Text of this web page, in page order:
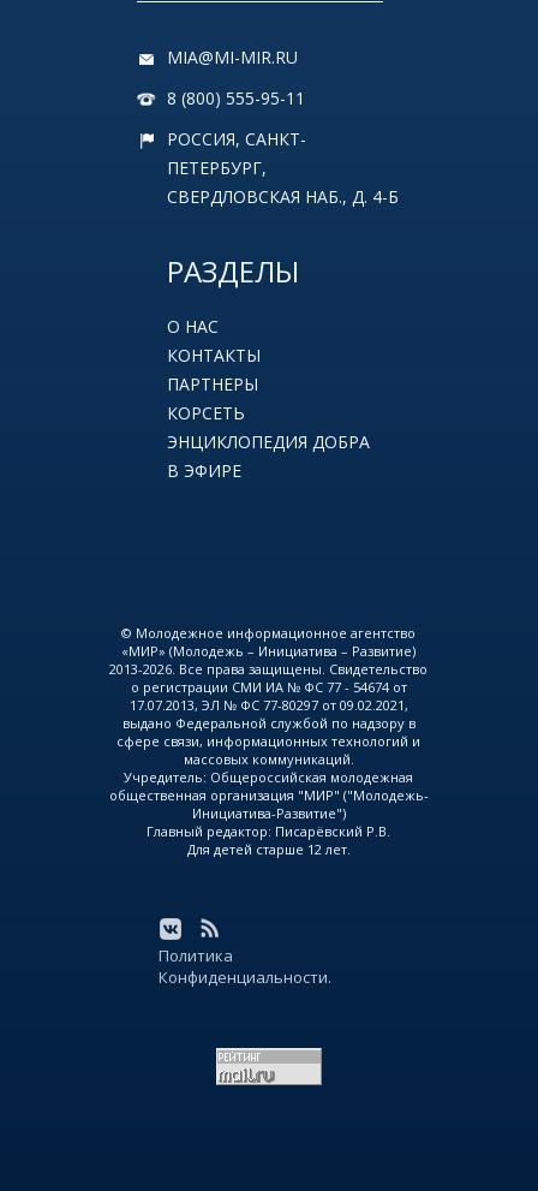
MIA@MI-MIR.RU
8 (800) 555-95-11
РОССИЯ, САНКТ-
ПЕТЕРБУРГ,
СВЕРДЛОВСКАЯ НАБ., Д. 4-Б
РАЗДЕЛЫ
О НАС
КОНТАКТЫ
ПАРТНЕРЫ
КОРСЕТЬ
ЭНЦИКЛОПЕДИЯ ДОБРА
В ЭФИРЕ
© Молодежное информационное агентство
«МИР» (Молодежь – Инициатива – Развитие)
2013-2026. Все права защищены. Свидетельство
о регистрации СМИ ИА № ФС 77 - 54674 от
17.07.2013, ЭЛ № ФС 77-80297 от 09.02.2021,
выдано Федеральной службой по надзору в
сфере связи, информационных технологий и
массовых коммуникаций.
Учредитель: Общероссийская молодежная
общественная организация "МИР" ("Молодежь-
Инициатива-Развитие")
Главный редактор: Писарёвский Р.В.
Для детей старше 12 лет.
Политика
Конфиденциальности.